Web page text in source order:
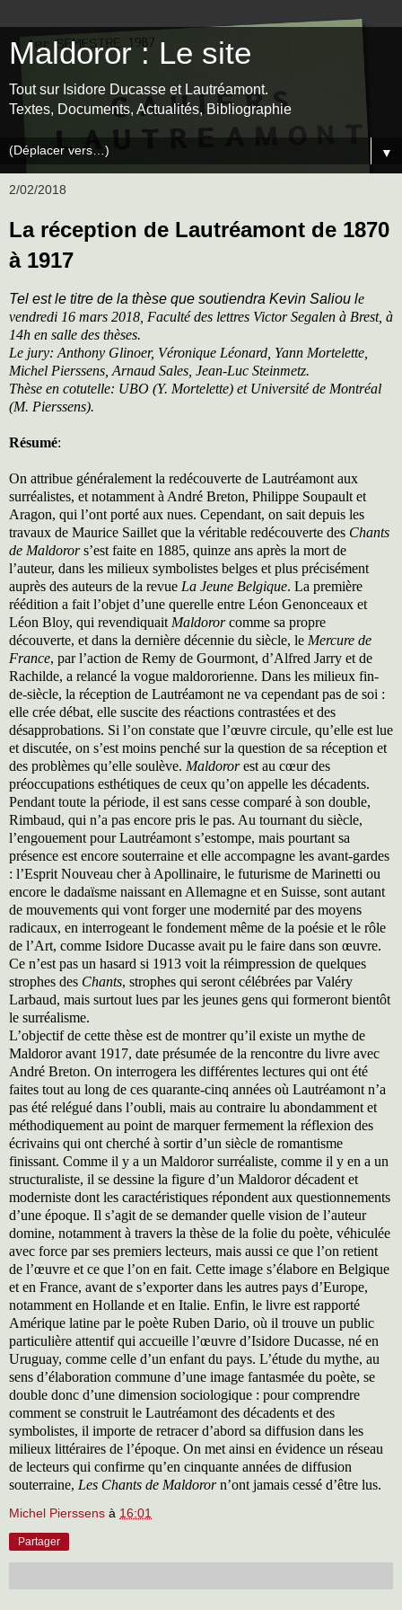
Maldoror : Le site
Tout sur Isidore Ducasse et Lautréamont.
Textes, Documents, Actualités, Bibliographie
▼
2/02/2018
La réception de Lautréamont de 1870
à 1917
Tel est le titre de la thèse que soutiendra Kevin Saliou le
vendredi 16 mars 2018 , Faculté des lettres Victor Segalen à Brest, à
14h en salle des thèses.
Le jury: Anthony Glinoer, Véronique Léonard, Yann Mortelette,
Michel Pierssens, Arnaud Sales, Jean-Luc Steinmetz.
Thèse en cotutelle: UBO (Y. Mortelette) et Université de Montréal
(M. Pierssens).
Résumé:
On attribue généralement la redécouverte de Lautréamont aux
surréalistes, et notamment à André Breton, Philippe Soupault et
Aragon, qui l’ont porté aux nues. Cependant, on sait depuis les
travaux de Maurice Saillet que la véritable redécouverte des Chants
de Maldorors’est faite en 1885, quinze ans après la mort de
l’auteur, dans les milieux symbolistes belges et plus précisément
auprès des auteurs de la revue La Jeune Belgique. La première
réédition a fait l’objet d’une querelle entre Léon Genonceaux et
Léon Bloy, qui revendiquait Maldororcomme sa propre
découverte, et dans la dernière décennie du siècle, le Mercure de
France, par l’action de Remy de Gourmont, d’Alfred Jarry et de
Rachilde, a relancé la vogue maldororienne. Dans les milieux fin-
de-siècle, la réception de Lautréamont ne va cependant pas de soi :
elle crée débat, elle suscite des réactions contrastées et des
désapprobations. Si l’on constate que l’œuvre circule, qu’elle est lue
et discutée, on s’est moins penché sur la question de sa réception et
des problèmes qu’elle soulève. Maldororest au cœur des
préoccupations esthétiques de ceux qu’on appelle les décadents.
Pendant toute la période, il est sans cesse comparé à son double,
Rimbaud, qui n’a pas encore pris le pas. Au tournant du siècle,
l’engouement pour Lautréamont s’estompe, mais pourtant sa
présence est encore souterraine et elle accompagne les avant-gardes
: l’Esprit Nouveau cher à Apollinaire, le futurisme de Marinetti ou
encore le dadaïsme naissant en Allemagne et en Suisse, sont autant
de mouvements qui vont forger une modernité par des moyens
radicaux, en interrogeant le fondement même de la poésie et le rôle
de l’Art, comme Isidore Ducasse avait pu le faire dans son œuvre.
Ce n’est pas un hasard si 1913 voit la réimpression de quelques
strophes des Chants, strophes qui seront célébrées par Valéry
Larbaud, mais surtout lues par les jeunes gens qui formeront bientôt
le surréalisme.
L’objectif de cette thèse est de montrer qu’il existe un mythe de
Maldoror avant 1917, date présumée de la rencontre du livre avec
André Breton. On interrogera les différentes lectures qui ont été
faites tout au long de ces quarante-cinq années où Lautréamont n’a
pas été relégué dans l’oubli, mais au contraire lu abondamment et
méthodiquement au point de marquer fermement la réflexion des
écrivains qui ont cherché à sortir d’un siècle de romantisme
finissant. Comme il y a un Maldoror surréaliste, comme il y en a un
structuraliste, il se dessine la figure d’un Maldoror décadent et
moderniste dont les caractéristiques répondent aux questionnements
d’une époque. Il s’agit de se demander quelle vision de l’auteur
domine, notamment à travers la thèse de la folie du poète, véhiculée
avec force par ses premiers lecteurs, mais aussi ce que l’on retient
de l’œuvre et ce que l’on en fait. Cette image s’élabore en Belgique
et en France, avant de s’exporter dans les autres pays d’Europe,
notamment en Hollande et en Italie. Enfin, le livre est rapporté
Amérique latine par le poète Ruben Dario, où il trouve un public
particulière attentif qui accueille l’œuvre d’Isidore Ducasse, né en
Uruguay, comme celle d’un enfant du pays. L’étude du mythe, au
sens d’élaboration commune d’une image fantasmée du poète, se
double donc d’une dimension sociologique : pour comprendre
comment se construit le Lautréamont des décadents et des
symbolistes, il importe de retracer d’abord sa diffusion dans les
milieux littéraires de l’époque. On met ainsi en évidence un réseau
de lecteurs qui confirme qu’en cinquante années de diffusion
souterraine, Les Chants de Maldororn’ont jamais cessé d’être lus.
Michel Pierssens à 16:01
Partager